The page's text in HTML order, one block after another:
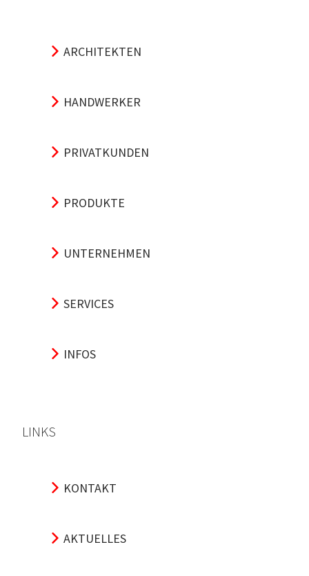
ARCHITEKTEN
HANDWERKER
PRIVATKUNDEN
PRODUKTE
UNTERNEHMEN
SERVICES
INFOS
LINKS
KONTAKT
AKTUELLES